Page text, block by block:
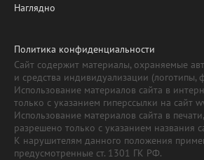
Наглядно
Политика конфиденциальности
Сайт содержит материалы, охраняемые
и средства индивидуализации (логотипы,
Использование материалов сайта в
только с указанием гиперссылки на сайт
Использование материалов сайта в
разрешено только с указанием названия
К нарушителям данного положения
предусмотренные ст. 1301 ГК РФ.